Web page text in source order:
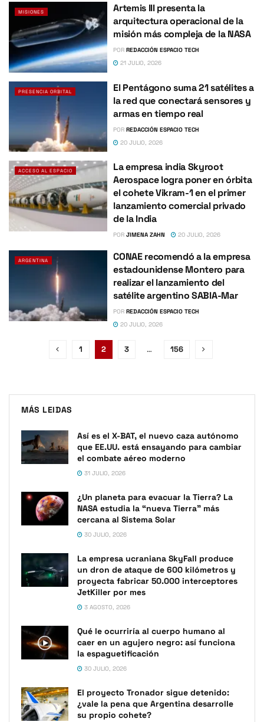
MISIONES
Artemis III presenta la
arquitectura operacional de la
misión más compleja de la NASA
POR REDACCIÓN ESPACIO TECH
21 JULIO, 2026
PRESENCIA ORBITAL
El Pentágono suma 21 satélites a
la red que conectará sensores y
armas en tiempo real
POR REDACCIÓN ESPACIO TECH
20 JULIO, 2026
ACCESO AL ESPACIO
La empresa india Skyroot
Aerospace logra poner en órbita
el cohete Vikram-1 en el primer
lanzamiento comercial privado
de la India
POR JIMENA ZAHN 20 JULIO, 2026
ARGENTINA
CONAE recomendó a la empresa
estadounidense Montero para
realizar el lanzamiento del
satélite argentino SABIA-Mar
POR REDACCIÓN ESPACIO TECH
20 JULIO, 2026
1 2 3 … 156
MÁS LEIDAS
Así es el X-BAT, el nuevo caza autónomo
que EE.UU. está ensayando para cambiar
el combate aéreo moderno
31 JULIO, 2026
¿Un planeta para evacuar la Tierra? La
NASA estudia la “nueva Tierra” más
cercana al Sistema Solar
30 JULIO, 2026
La empresa ucraniana SkyFall produce
un dron de ataque de 600 kilómetros y
proyecta fabricar 50.000 interceptores
JetKiller por mes
3 AGOSTO, 2026
Qué le ocurriría al cuerpo humano al
caer en un agujero negro: así funciona
la espaguetificación
30 JULIO, 2026
El proyecto Tronador sigue detenido:
¿vale la pena que Argentina desarrolle
su propio cohete?